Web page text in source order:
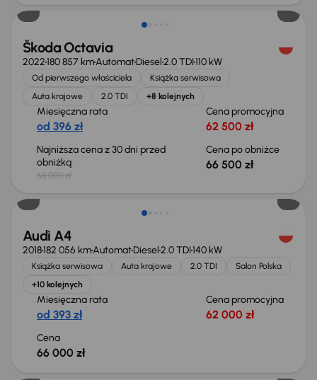
Škoda Octavia
2022180 857 kmAutomatDiesel2.0 TDI110 kW
Od pierwszego właściciela
Książka serwisowa
Auta krajowe
2.0 TDI +8 kolejnych
Miesięczna rata
od 396 zł
Cena promocyjna
62 500 zł
Najniższa cena z 30 dni przed
obniżką
68 000 zł
Cena po obniżce
66 500 zł
Audi A4
2018182 056 kmAutomatDiesel2.0 TDI140 kW
Książka serwisowa Auta krajowe 2.0 TDI
Salon Polska
+10 kolejnych
Miesięczna rata
od 393 zł
Cena promocyjna
62 000 zł
Cena
66 000 zł